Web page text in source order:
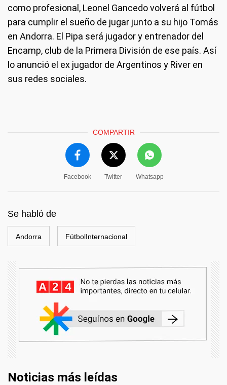
como profesional, Leonel Gancedo volverá al fútbol
para cumplir el sueño de jugar junto a su hijo Tomás
en Andorra. El Pipa será jugador y entrenador del
Encamp, club de la Primera División de ese país. Así
lo anunció el ex jugador de Argentinos y River en
sus redes sociales.
COMPARTIR
Facebook Twitter Whatsapp
Se habló de
Andorra FútbolInternacional
Noticias más leídas